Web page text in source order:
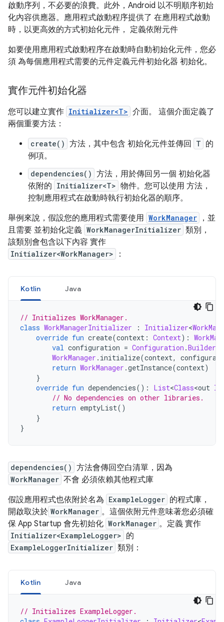
啟動序列，不必要的浪費。此外，Android 以不明順序初始
化內容供應器。應用程式啟動程序提供了 在應用程式啟動
時，以更高效的方式初始化元件， 定義依附元件
如要使用應用程式啟動程序在啟動時自動初始化元件，您必
須 為每個應用程式需要的元件定義元件初始化器 初始化。
實作元件初始化器
您可以建立實作 Initializer<T> 介面。 這個介面定義了
兩個重要方法：
create() 方法，其中包含 初始化元件並傳回 T 的
例項。
dependencies() 方法，用於傳回另一個 初始化器
依附的 Initializer<T> 物件。您可以使用 方法，
控制應用程式在啟動時執行初始化器的順序。
舉例來說，假設您的應用程式需要使用 WorkManager
，並
且需要 並初始化定義 WorkManagerInitializer 類別，
該類別會包含以下內容 實作
Initializer<WorkManager> ：
Kotlin Java
// Initializes WorkManager.
class WorkManagerInitializer : Initializer<
override fun create(context : Context):
val configuration = Configuration .Builder
WorkManager . initialize(context,
return WorkManager .getInstance(context)
}
override fun dependencies(): List<Class<out
// No dependencies on other libraries.
return emptyList()
}
}
dependencies() 方法會傳回空白清單，因為
WorkManager 不會 必須依賴其他程式庫
假設應用程式也依附於名為 ExampleLogger 的程式庫，
開啟取決於 WorkManager 。這個依附元件意味著您必須確
保 App Startup 會先初始化 WorkManager 。定義 實作
Initializer<ExampleLogger> 的
ExampleLoggerInitializer 類別：
Kotlin Java
// Initializes ExampleLogger.